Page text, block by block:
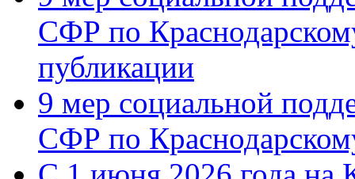
СФР по
публикации
9 мер социальной
СФР по